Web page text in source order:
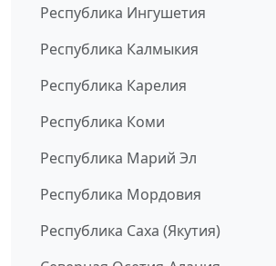
Республика Ингушетия
Республика Калмыкия
Республика Карелия
Республика Коми
Республика Марий Эл
Республика Мордовия
Республика Саха (Якутия)